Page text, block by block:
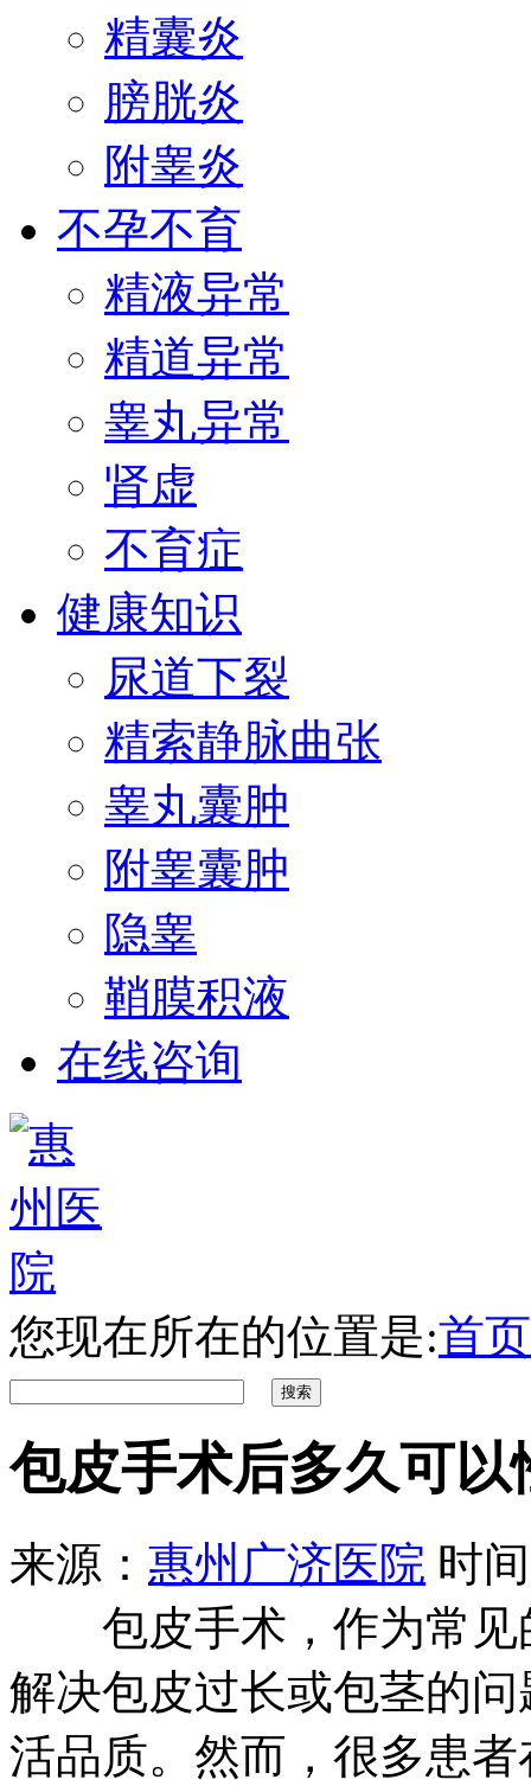
精囊炎
膀胱炎
附睾炎
不孕不育
精液异常
精道异常
睾丸异常
肾虚
不育症
健康知识
尿道下裂
精索静脉曲张
睾丸囊肿
附睾囊肿
隐睾
鞘膜积液
在线咨询
您现在所在的位置是:首页
包皮手术后多久可以
来源： 惠州广济医院 时
包皮手术，作为常见
解决包皮过长或包茎的
活品质。然而，很多患